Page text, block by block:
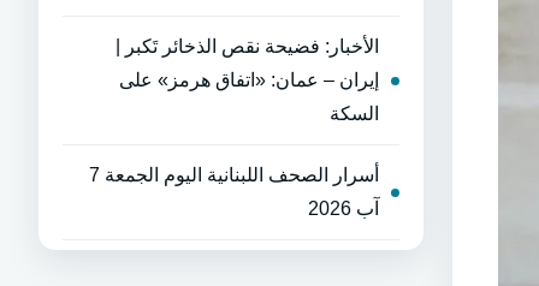
الأخبار: فضيحة نقص الذخائر تَكبر |
إيران – عمان: «اتفاق هرمز» على
السكة
أسرار الصحف اللبنانية اليوم الجمعة 7
آب 2026